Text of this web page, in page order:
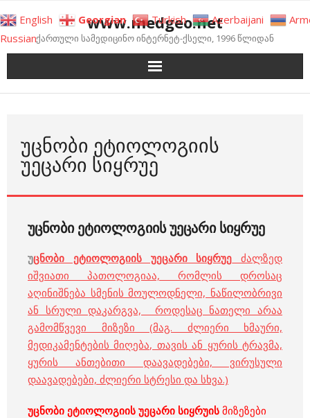
to
content
www.medgeo.net
ქართული სამედიცინო ინტერნეტ-ქსელი, 1996 წლიდან
ᲣᲪᲜᲝᲑᲘ ᲔᲢᲘᲝᲚᲝᲒᲘᲘᲡ
ᲣᲔᲪᲐᲠᲘ ᲡᲘᲧᲠᲣᲔ
უცნობი ეტიოლოგიის უეცარი სიყრუე
უცნობი ეტიოლოგიის უეცარი სიყრუე ძალზედ
იშვიათი პათოლოგიაა, რომლის დროსაც
აღინიშნება სმენის მოულოდნელი, ნაწილობრივი
ან სრული დაკარგვა, როდესაც ნათელი არაა
გამომწვევი მიზეზი (მაგ. ძლიერი ხმაური,
მედიკამენტების მიღება, თავის ან ყურის ტრავმა,
ყურის ანთებითი დაავადებები, ვირუსული
დაავადებები, ძლიერი სტრესი და სხვა.)
უცნობი ეტიოლოგიის უეცარი სიყრუის მიზეზები
English Georgian Turkish Azerbaijani
Russian